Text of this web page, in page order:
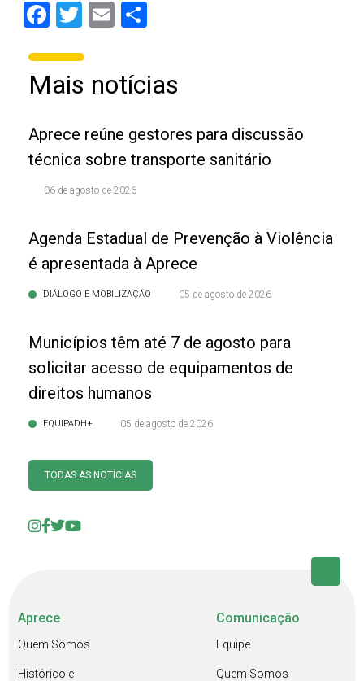
Facebook
Twitter
Email
Mais notícias
Aprece reúne gestores para discussão
técnica sobre transporte sanitário
06 de agosto de 2026
Agenda Estadual de Prevenção à Violência
é apresentada à Aprece
DIÁLOGO E MOBILIZAÇÃO 05 de agosto de 2026
Municípios têm até 7 de agosto para
solicitar acesso de equipamentos de
direitos humanos
EQUIPADH+ 05 de agosto de 2026
TODAS AS NOTÍCIAS
Aprece
Quem Somos
Histórico e
Comunicação
Equipe
Quem Somos